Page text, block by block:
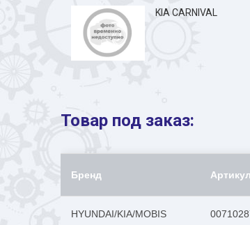
KIA CARNIVAL
Товар под заказ:
Бренд Артикул
HYUNDAI/KIA/MOBIS